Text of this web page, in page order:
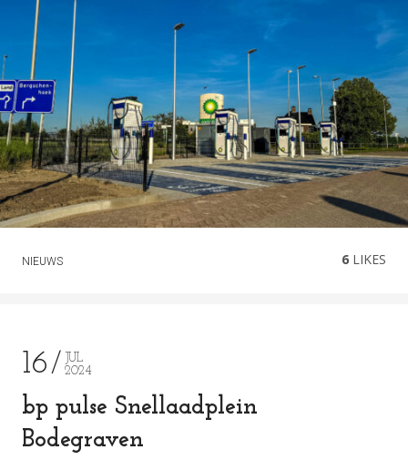
NIEUWS 6 LIKES
16
JUL
2024
bp pulse Snellaadplein
Bodegraven